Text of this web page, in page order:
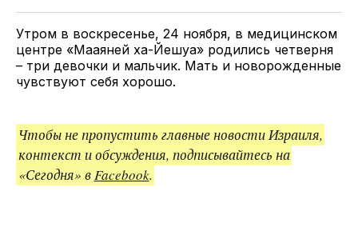
TwitterFacebookTelegramподелитесь
ссылкой
Утром в воскресенье, 24 ноября, в медицинском
центре «Мааяней ха-Йешуа» родились четверня
– три девочки и мальчик. Мать и новорожденные
чувствуют себя хорошо.
Чтобы не пропустить главные новости Израиля,
контекст и обсуждения, подписывайтесь на
«Сегодня» вFacebook.